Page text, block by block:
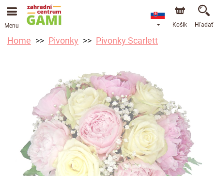
Menu Košík Hľadať
Home Pivonky Pivonky Scarlett